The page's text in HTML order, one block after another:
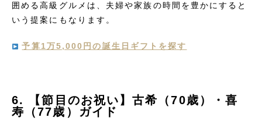
囲める高級グルメは、夫婦や家族の時間を豊かにすると
いう提案にもなります。
予算1万5,000円の誕生日ギフトを探す
6. 【節目のお祝い】古希（70歳）・喜
寿（77歳）ガイド